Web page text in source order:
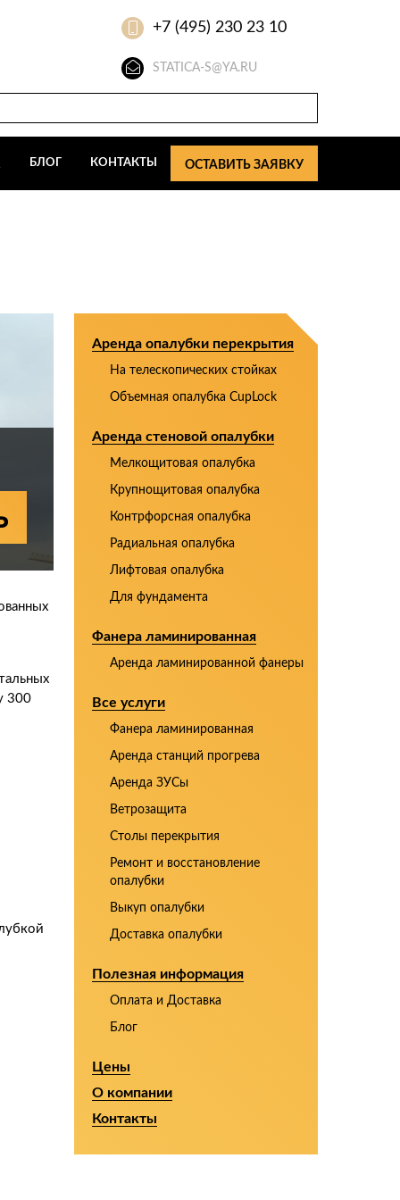
+7 (495) 230 23 10
STATICA-S@YA.RU
БЛОГ КОНТАКТЫ ОСТАВИТЬ ЗАЯВКУ
300
Аренда опалубки перекрытия
На телескопических стойках
Объемная опалубка CupLock
Аренда стеновой опалубки
Мелкощитовая опалубка
Крупнощитовая опалубка
Контрфорсная опалубка
Радиальная опалубка
Лифтовая опалубка
Для фундамента
Фанера ламинированная
Аренда ламинированной фанеры
Все услуги
Фанера ламинированная
Аренда станций прогрева
Аренда ЗУСы
Ветрозащита
Столы перекрытия
Ремонт и восстановление
опалубки
Выкуп опалубки
Доставка опалубки
Полезная информация
Оплата и Доставка
Блог
Цены
О компании
Контакты